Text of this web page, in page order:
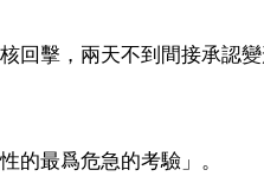
回擊，兩天不到間接承認變
的最爲危急的考驗」。